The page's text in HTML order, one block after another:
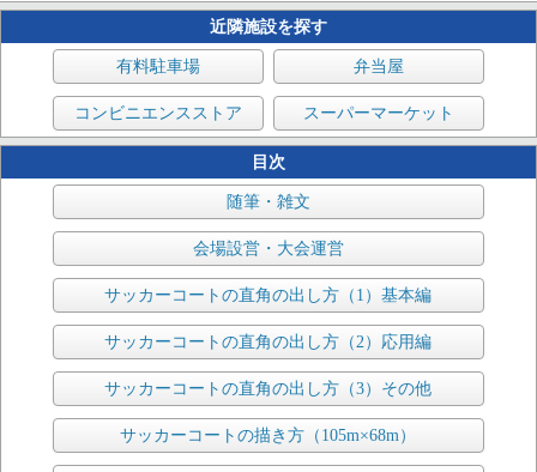
近隣施設を探す
有料駐車場 弁当屋
コンビニエンスストア スーパーマーケット
目次
随筆・雑文
会場設営・大会運営
サッカーコートの直角の出し方（1）基本編
サッカーコートの直角の出し方（2）応用編
サッカーコートの直角の出し方（3）その他
サッカーコートの描き方（105m×68m）